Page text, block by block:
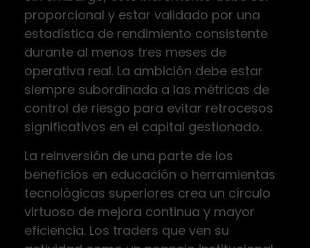
proporcional y estar validado por una
estadística de rendimiento consistente
durante al menos tres meses de
operativa real. La ambición debe estar
siempre subordinada a las métricas de
control de riesgo para evitar retrocesos
significativos en el capital gestionado.
La reinversión de una parte de los
beneficios en educación o herramientas
tecnológicas superiores crea un círculo
virtuoso de mejora continua y mayor
eficiencia. Los traders que ven su